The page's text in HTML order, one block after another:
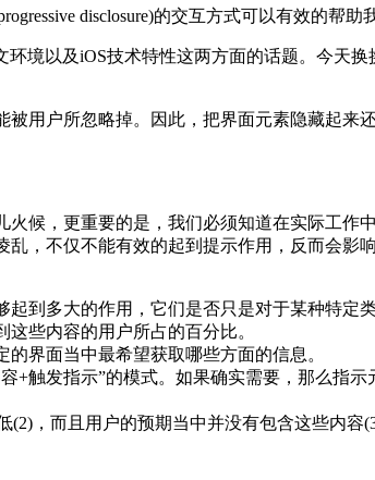
disclosure)的交互方式可以有效的帮助
境以及iOS技术特性这两方面的话题。今天
用户所忽略掉。因此，把界面元素隐藏起
候，更重要的是，我们必须知道在实际工
，不仅不能有效的起到提示作用，反而会
到多大的作用，它们是否只是对于某种特定
些内容的用户所占的百分比。
界面当中最希望获取哪些方面的信息。
+触发指示”的模式。如果确实需要，那么指
，而且用户的预期当中并没有包含这些内